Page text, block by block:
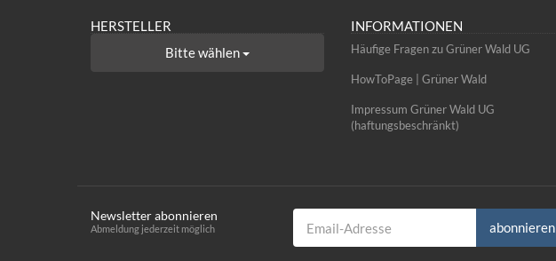
HERSTELLER
Bitte wählen
INFORMATIONEN
Häufige Fragen zu Grüner Wald UG
HowToPage | Grüner Wald
Impressum Grüner Wald UG
(haftungsbeschränkt)
Newsletter abonnieren
Abmeldung jederzeit möglich
Email-Adresse
abonnieren